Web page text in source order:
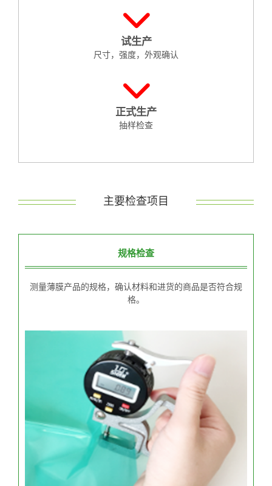
试生产
尺寸，强度，外观确认
正式生产
抽样检查
主要检查项目
规格检查
测量薄膜产品的规格，确认材料和进货的商品是否符合规
格。